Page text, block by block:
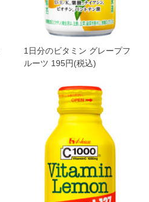
1日分のビタミン グレープフ
ルーツ 195円(税込)